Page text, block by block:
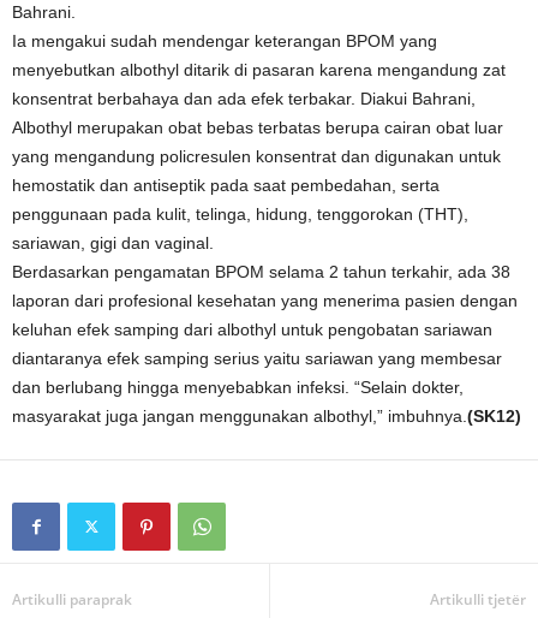
Bahrani.
Ia mengakui sudah mendengar keterangan BPOM yang
menyebutkan albothyl ditarik di pasaran karena mengandung zat
konsentrat berbahaya dan ada efek terbakar. Diakui Bahrani,
Albothyl merupakan obat bebas terbatas berupa cairan obat luar
yang mengandung policresulen konsentrat dan digunakan untuk
hemostatik dan antiseptik pada saat pembedahan, serta
penggunaan pada kulit, telinga, hidung, tenggorokan (THT),
sariawan, gigi dan vaginal.
Berdasarkan pengamatan BPOM selama 2 tahun terkahir, ada 38
laporan dari profesional kesehatan yang menerima pasien dengan
keluhan efek samping dari albothyl untuk pengobatan sariawan
diantaranya efek samping serius yaitu sariawan yang membesar
dan berlubang hingga menyebabkan infeksi. “Selain dokter,
masyarakat juga jangan menggunakan albothyl,” imbuhnya. (SK12)
Artikulli paraprak Artikulli tjetër